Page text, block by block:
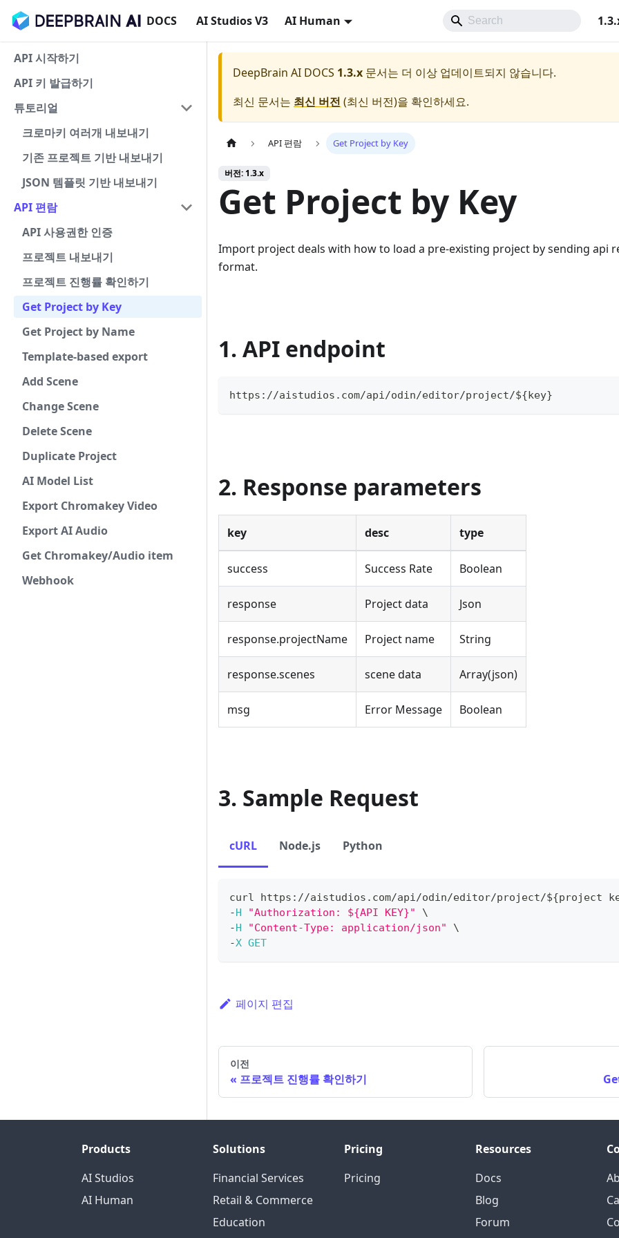
DOCS AI Studios V3 AI Human
API 시작하기
API 키 발급하기
튜토리얼
크로마키 여러개 내보내기
기존 프로젝트 기반 내보내기
JSON 템플릿 기반 내보내기
API 편람
API 사용권한 인증
프로젝트 내보내기
프로젝트 진행률 확인하기
Get Project by Key
Get Project by Name
Template-based export
Add Scene
Change Scene
Delete Scene
Duplicate Project
AI Model List
Export Chromakey Video
Export AI Audio
Get Chromakey/Audio item
Webhook
DeepBrain AI DOCS 1.3.x 문서는 더 이상 업데이트되지 않습니다.
최신 문서는 최신 버전 (최신 버전)을 확인하세요.
API 편람 Get Project by Key
버전: 1.3.x
Get Project by Key
Import project deals with how to load a pre-existing project by sending api
format.
1. API endpoint
https://aistudios.com/api/odin/editor/project/${key}
2. Response parameters
key desc type
success Success Rate Boolean
response Project data Json
response.projectName Project name String
response.scenes scene data Array(json)
msg Error Message Boolean
3. Sample Request
cURL Node.js Python
curl https : //aistudios . com/api/odin/editor/project/${project
-H "Authorization: ${API KEY}"
\
-H "Content-Type: application/json"
\
-X GET
페이지 편집
이전
프로젝트 진행률 확인하기
Products
AI Studios
AI Human
Solutions
Financial Services
Retail & Commerce
Education
Pricing
Pricing
Resources
Docs
Blog
Forum